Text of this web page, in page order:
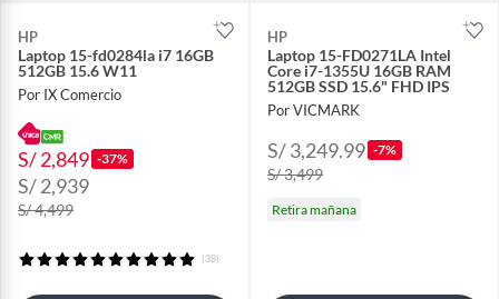
HP
Laptop 15-fd0284la i7 16GB
512GB 15.6 W11
Por IX Comercio
S/ 2,849 -37%
S/ 2,939
S/ 4,499
(38)
HP
Laptop 15-FD0271LA Intel
Core i7-1355U 16GB RAM
512GB SSD 15.6" FHD IPS
Por VICMARK
S/ 3,249.99 -7%
S/ 3,499
Retira mañana